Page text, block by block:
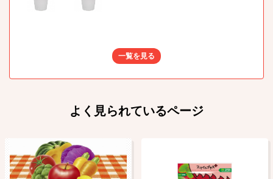
一覧を見る
よく見られているページ